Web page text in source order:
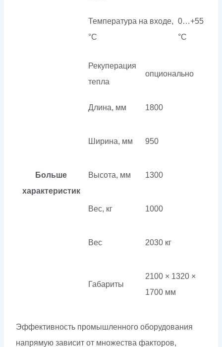
Температура на входе,
°C
0…+55
°C
Больше
характеристик
Рекуперация
тепла
опционально
Длина, мм 1800
Ширина, мм 950
Высота, мм 1300
Вес, кг 1000
Вес 2030 кг
Габариты
2100 × 1320 ×
1700 мм
Эффективность промышленного оборудования
напрямую зависит от множества факторов,